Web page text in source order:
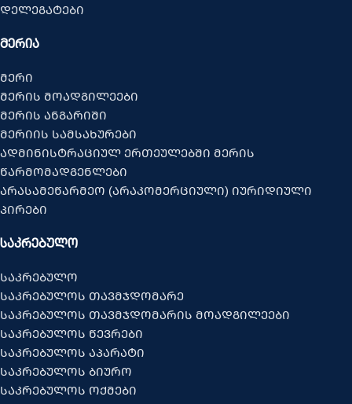
დელეგატები
ᲛᲔᲠᲘᲐ
მერი
მერის მოადგილეები
მერის ანგარიში
მერიის სამსახურები
ადმინისტრაციულ ერთეულებში მერის
წარმომადგენლები
არასამეწარმეო (არაკომერციული) იურიდიული
პირები
ᲡᲐᲙᲠᲔᲑᲣᲚᲝ
საკრებულო
საკრებულოს თავმჯდომარე
საკრებულოს თავმჯდომარის მოადგილეები
საკრებულოს წევრები
საკრებულოს აპარატი
საკრებულოს ბიურო
საკრებულოს ოქმები